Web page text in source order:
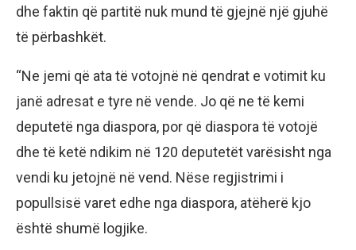
dhe faktin që partitë nuk mund të gjejnë një gjuhë
të përbashkët.
“Ne jemi që ata të votojnë në qendrat e votimit ku
janë adresat e tyre në vende. Jo që ne të kemi
deputetë nga diaspora, por që diaspora të votojë
dhe të ketë ndikim në 120 deputetët varësisht nga
vendi ku jetojnë në vend. Nëse regjistrimi i
popullsisë varet edhe nga diaspora, atëherë kjo
është shumë logjike.